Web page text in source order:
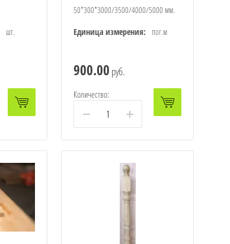
шт.
50*300*3000/3500/4000/5000 мм.
Единица измерения:
пог.м
900.00 руб.
Количество:
− +